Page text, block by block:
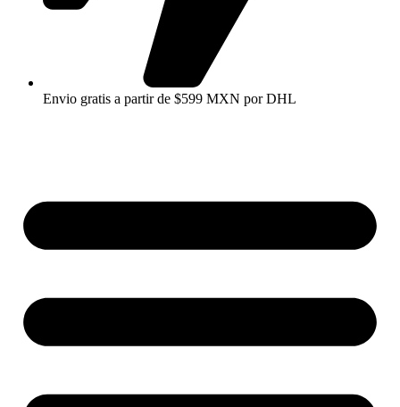
Envio gratis a partir de $599 MXN por DHL